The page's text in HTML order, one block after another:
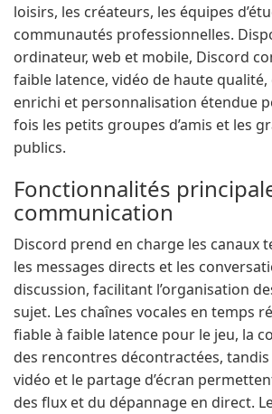
loisirs, les créateurs, les équipes
communautés professionnelles.
ordinateur, web et mobile, Discord
faible latence, vidéo de haute
enrichi et personnalisation étendue
fois les petits groupes d’amis et les
publics.
Fonctionnalités
communication
Discord prend en charge les canaux
les messages directs et les
discussion, facilitant l’organisation
sujet. Les chaînes vocales en temps
fiable à faible latence pour le jeu, la
des rencontres décontractées, tandis
vidéo et le partage d’écran
des flux et du dépannage en direct.